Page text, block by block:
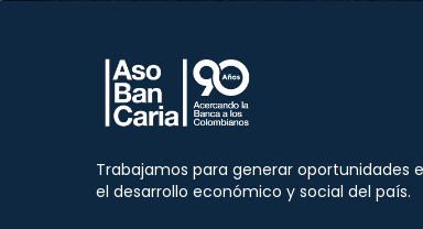
Trabajamos para generar oportunidades
el desarrollo económico y social del país.